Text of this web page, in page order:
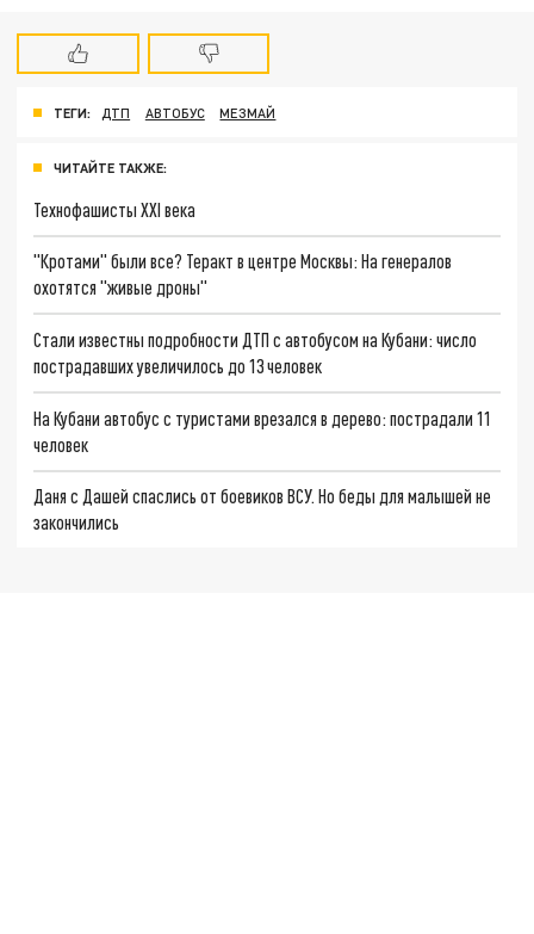
ТЕГИ: ДТП АВТОБУС МЕЗМАЙ
ЧИТАЙТЕ ТАКЖЕ:
Технофашисты XXI века
"Кротами" были все? Теракт в центре Москвы: На генералов
охотятся "живые дроны"
Стали известны подробности ДТП с автобусом на Кубани: число
пострадавших увеличилось до 13 человек
На Кубани автобус с туристами врезался в дерево: пострадали 11
человек
Даня с Дашей спаслись от боевиков ВСУ. Но беды для малышей не
закончились